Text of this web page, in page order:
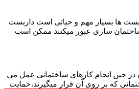
ها بسیار مهم و حیاتی است داربست
سازی عبور میکنند ممکن است
در حین انجام کارهای ساختمانی عمل می
که بر روی آن قرار میگیرند،حمایت